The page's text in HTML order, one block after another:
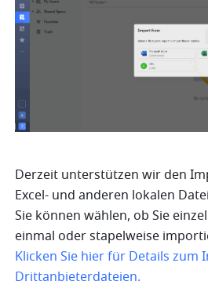
Derzeit unterstützen wir den
Excel- und anderen lokalen
Sie können wählen, ob Sie
Klicken Sie hier für Details zum
Drittanbieterdateien.